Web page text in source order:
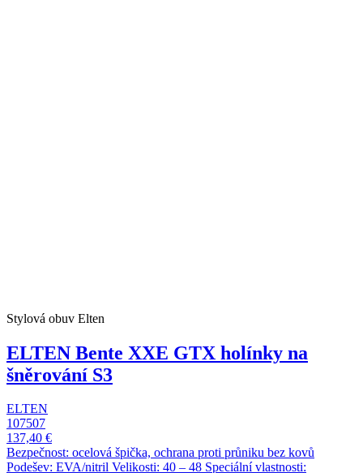
Stylová obuv Elten
ELTEN Bente XXE GTX holínky na
šněrování S3
ELTEN
107507
137,40 €
Bezpečnost: ocelová špička, ochrana proti průniku bez kovů
Podešev: EVA/nitril Velikosti: 40 – 48 Speciální vlastnosti: